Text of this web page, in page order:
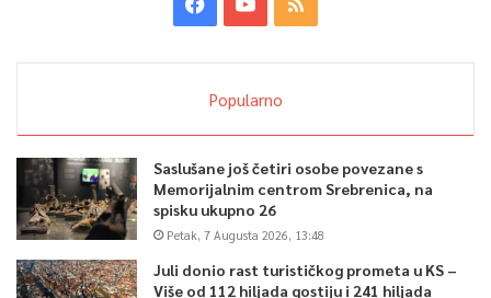
Popularno
Saslušane još četiri osobe povezane s
Memorijalnim centrom Srebrenica, na
spisku ukupno 26
Petak, 7 Augusta 2026, 13:48
Juli donio rast turističkog prometa u KS –
Više od 112 hiljada gostiju i 241 hiljada